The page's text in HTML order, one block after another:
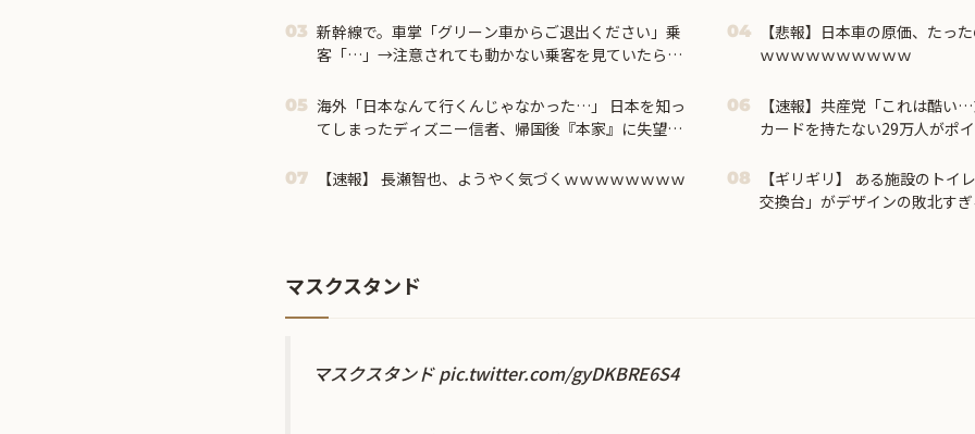
03 新幹線で。車掌「グリーン車からご退出ください」乗
客「…」→注意されても動かない乗客を見ていたら、
04
【悲報】日本車の原価、たっ
ｗｗｗｗｗｗｗｗｗｗ
05 海外「日本なんて行くんじゃなかった…」 日本を知っ
てしまったディズニー信者、帰国後『本家』に失望す
06
【速報】共産党「これは酷い
カードを持たない29万人がポ
07 【速報】 長瀬智也、ようやく気づくｗｗｗｗｗｗｗｗ 08
【ギリギリ】 ある施設のトイ
交換台」がデザインの敗北すぎ
マスクスタンド
マスクスタンドpic.twitter.com/gyDKBRE6S4